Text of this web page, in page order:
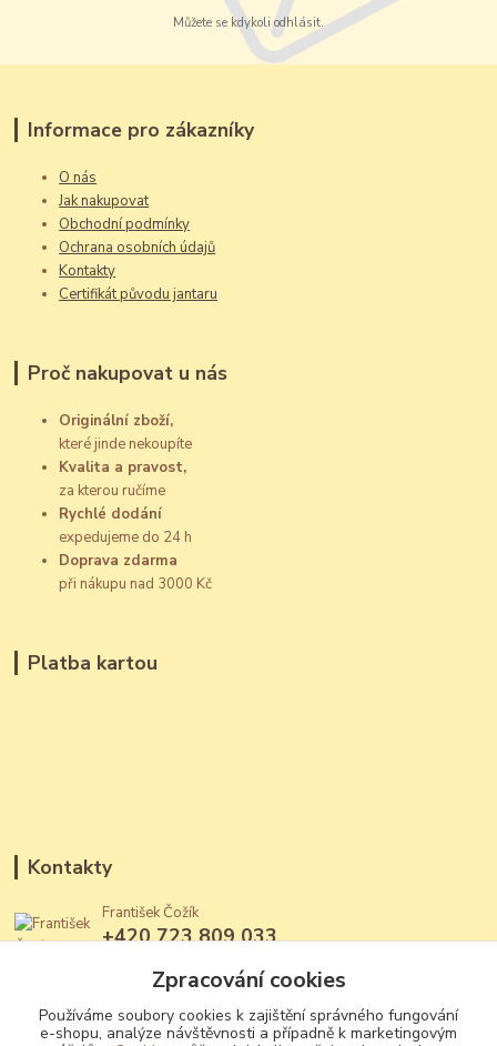
Můžete se kdykoli odhlásit.
Informace pro zákazníky
O nás
Jak nakupovat
Obchodní podmínky
Ochrana osobních údajů
Kontakty
Certifikát původu jantaru
Proč nakupovat u nás
Originální zboží,
které jinde nekoupíte
Kvalita a pravost,
za kterou ručíme
Rychlé dodání
expedujeme do 24 h
Doprava zdarma
při nákupu nad 3000 Kč
Platba kartou
Kontakty
František Čožík
+420 723 809 033
Zpracování cookies
Používáme soubory cookies k zajištění správného fungování
e-shopu, analýze návštěvnosti a případně k marketingovým